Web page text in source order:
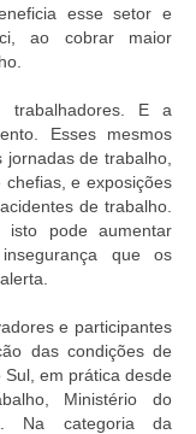
esse setor e
ao cobrar maior
trabalhadores. E a
Esses mesmos
de trabalho,
e exposições
de trabalho.
isto pode aumentar
que os
e participantes
das condições de
em prática desde
Ministério do
Na categoria da